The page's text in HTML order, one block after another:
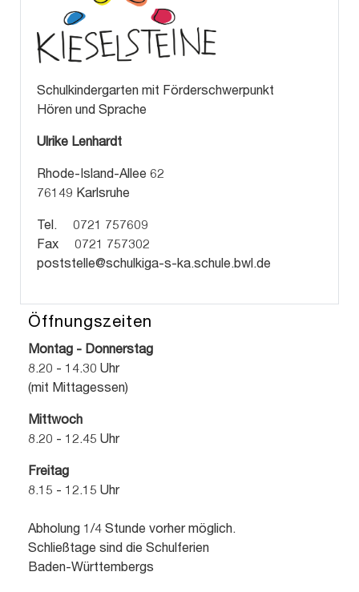
Schulkindergarten mit Förderschwerpunkt
Hören und Sprache
Ulrike Lenhardt
Rhode-Island-Allee 62
76149 Karlsruhe
Tel. 0721 757609
Fax 0721 757302
poststelle@schulkiga-s-ka.schule.bwl.de
Öffnungszeiten
Montag - Donnerstag
8.20 - 14.30 Uhr
(mit Mittagessen)
Mittwoch
8.20 - 12.45 Uhr
Freitag
8.15 - 12.15 Uhr
Abholung 1/4 Stunde vorher möglich.
Schließtage sind die Schulferien
Baden-Württembergs